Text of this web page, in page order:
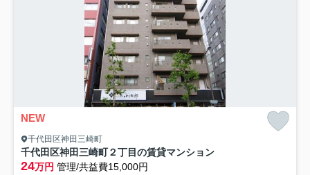
NEW
千代田区神田三崎町
千代田区神田三崎町２丁目の賃貸マンション
24万円 管理/共益費15,000円